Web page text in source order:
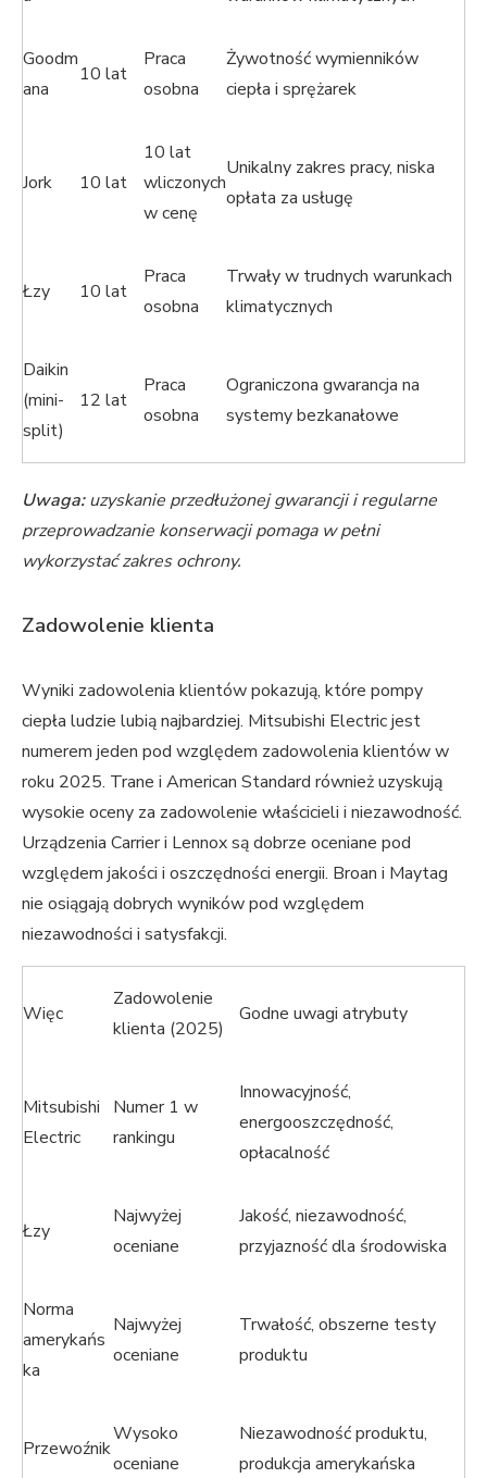
Goodm
ana
10 lat
Praca
osobna
Żywotność wymienników
ciepła i sprężarek
Jork 10 lat
10 lat
wliczonych
w cenę
Unikalny zakres pracy, niska
opłata za usługę
Łzy 10 lat
Praca
osobna
Trwały w trudnych warunkach
klimatycznych
Daikin
(mini-
split)
12 lat
Praca
osobna
Ograniczona gwarancja na
systemy bezkanałowe
Uwaga:uzyskanie przedłużonej gwarancji i regularne
przeprowadzanie konserwacji pomaga w pełni
wykorzystać zakres ochrony.
Zadowolenie klienta
Wyniki zadowolenia klientów pokazują, które pompy
ciepła ludzie lubią najbardziej. Mitsubishi Electric jest
numerem jeden pod względem zadowolenia klientów w
roku 2025. Trane i American Standard również uzyskują
wysokie oceny za zadowolenie właścicieli i niezawodność.
Urządzenia Carrier i Lennox są dobrze oceniane pod
względem jakości i oszczędności energii. Broan i Maytag
nie osiągają dobrych wyników pod względem
niezawodności i satysfakcji.
Więc
Zadowolenie
klienta (2025)
Godne uwagi atrybuty
Mitsubishi
Electric
Numer 1 w
rankingu
Innowacyjność,
energooszczędność,
opłacalność
Łzy
Najwyżej
oceniane
Jakość, niezawodność,
przyjazność dla środowiska
Norma
amerykańs
ka
Najwyżej
oceniane
Trwałość, obszerne testy
produktu
Przewoźnik
Wysoko
oceniane
Niezawodność produktu,
produkcja amerykańska